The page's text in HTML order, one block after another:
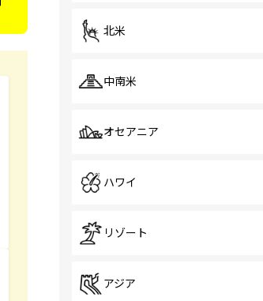
北米
中南米
オセアニア
ハワイ
リゾート
アジア